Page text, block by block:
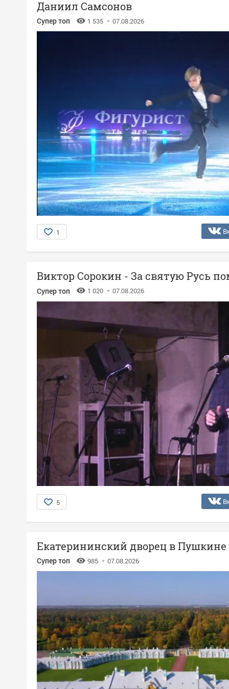
Даниил Самсонов
Супер топ 1 535 07.08.2026
1
Виктор Сорокин - За святую Русь
Супер топ 1 020 07.08.2026
5
Екатерининский дворец в Пушкине
Супер топ 985 07.08.2026